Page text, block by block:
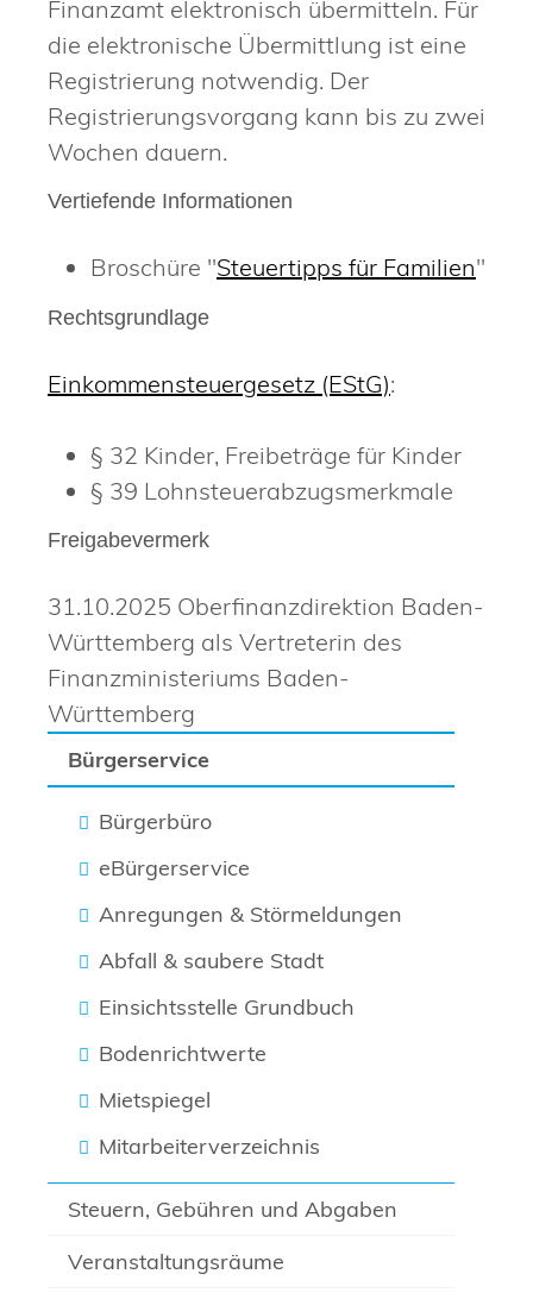
Bürgerservice
Bürgerbüro
eBürgerservice
Anregungen & Störmeldungen
Abfall & saubere Stadt
Einsichtsstelle Grundbuch
Bodenrichtwerte
Mietspiegel
Mitarbeiterverzeichnis
Steuern, Gebühren und Abgaben
Veranstaltungsräume
Finanzamt elektronisch übermitteln. Für
die elektronische Übermittlung ist eine
Registrierung notwendig. Der
Registrierungsvorgang kann bis zu zwei
Wochen dauern.
Vertiefende Informationen
Broschüre "Steuertipps für Familien"
Rechtsgrundlage
Einkommensteuergesetz (EStG):
§ 32 Kinder, Freibeträge für Kinder
§ 39 Lohnsteuerabzugsmerkmale
Freigabevermerk
31.10.2025 Oberfinanzdirektion Baden-
Württemberg als Vertreterin des
Finanzministeriums Baden-
Württemberg